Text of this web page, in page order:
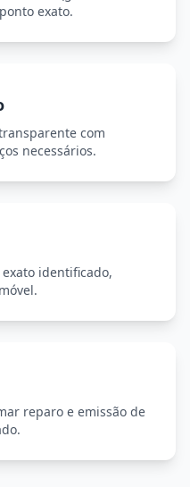
exato.
com
necessários.
identificado,
reparo e emissão de